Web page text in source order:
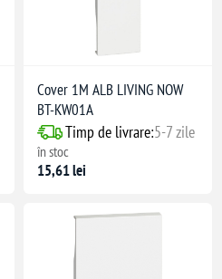
Cover 1M ALB LIVING NOW
BT-KW01A
Timp de livrare:5-7 zile
în stoc
15,61 lei